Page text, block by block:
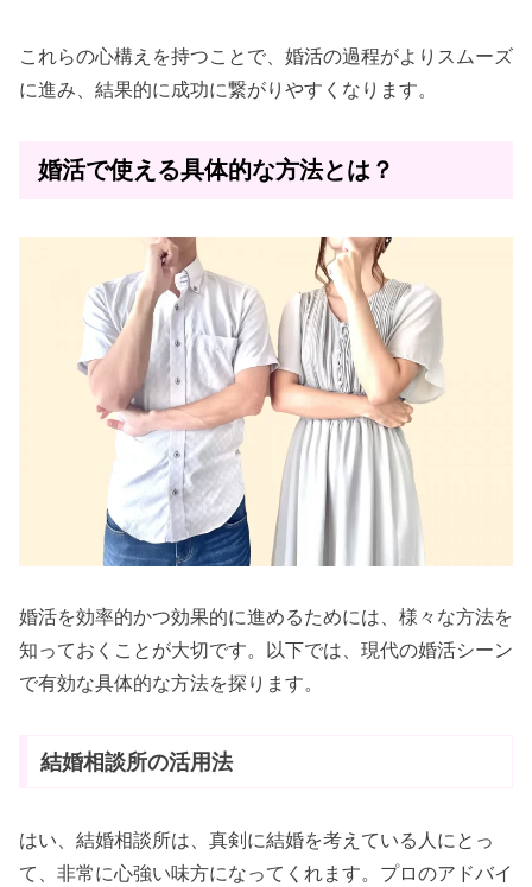
これらの心構えを持つことで、婚活の過程がよりスムーズ
に進み、結果的に成功に繋がりやすくなります。
婚活で使える具体的な方法とは？
婚活を効率的かつ効果的に進めるためには、様々な方法を
知っておくことが大切です。以下では、現代の婚活シーン
で有効な具体的な方法を探ります。
結婚相談所の活用法
はい、結婚相談所は、真剣に結婚を考えている人にとっ
て、非常に心強い味方になってくれます。プロのアドバイ